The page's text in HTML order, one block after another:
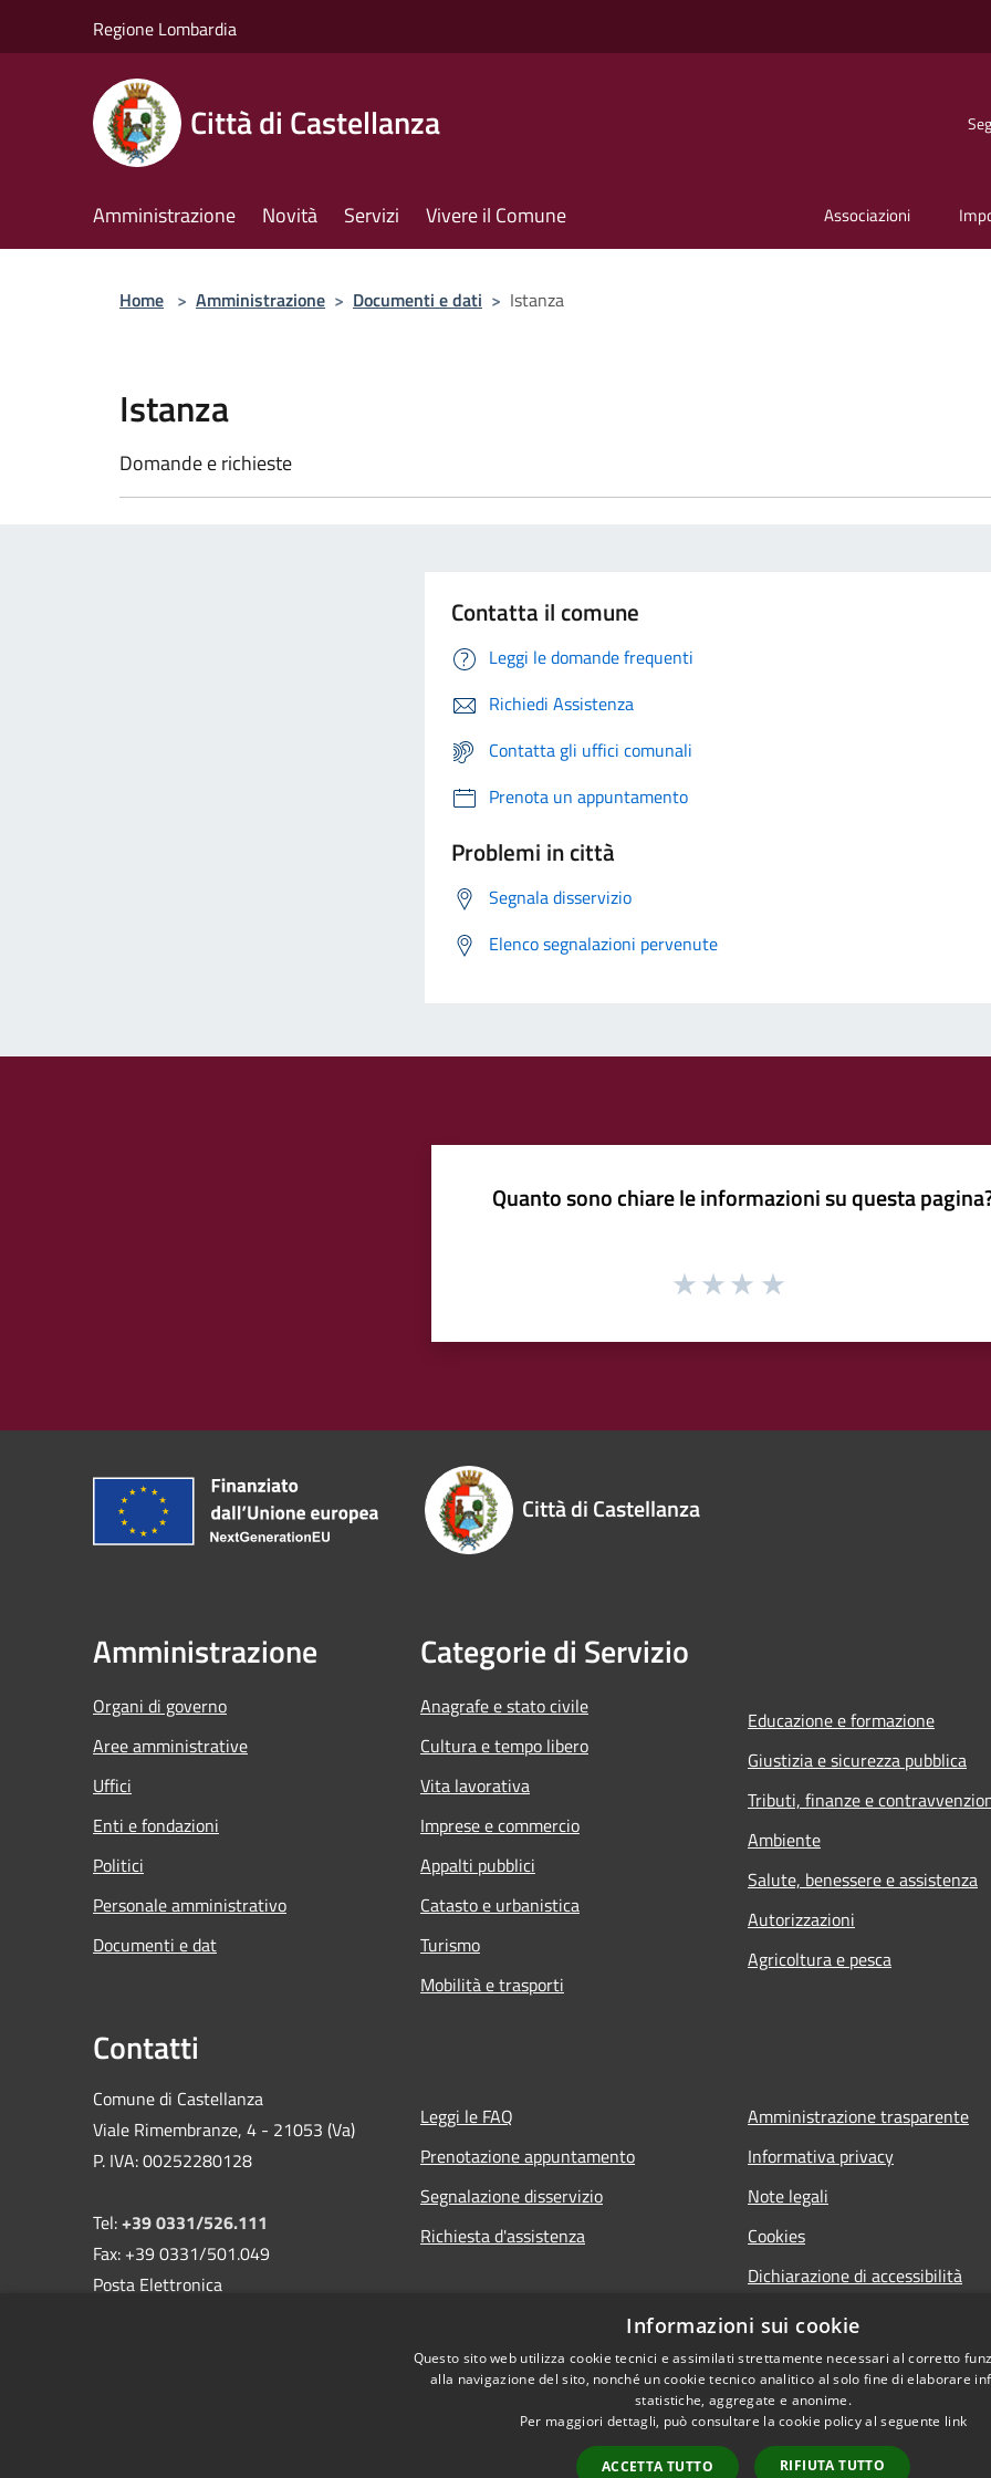
Regione Lombardia
Città di Castellanza
Amministrazione Novità Servizi Vivere il Comune Associazioni
Home > Amministrazione > Documenti e dati > Istanza
Istanza
Domande e richieste
Contatta il comune
Leggi le domande frequenti
Richiedi Assistenza
Contatta gli uffici comunali
Prenota un appuntamento
Problemi in città
Segnala disservizio
Elenco segnalazioni pervenute
Quanto sono chiare le informazioni su questa
Città di Castellanza
Amministrazione
Organi di governo
Aree amministrative
Uffici
Enti e fondazioni
Politici
Personale amministrativo
Documenti e dat
Categorie di Servizio
Anagrafe e stato civile
Cultura e tempo libero
Vita lavorativa
Imprese e commercio
Appalti pubblici
Catasto e urbanistica
Turismo
Mobilità e trasporti
Educazione e formazione
Giustizia e sicurezza pubblica
Tributi, finanze e
Ambiente
Salute, benessere e assistenza
Autorizzazioni
Agricoltura e pesca
Contatti
Comune di Castellanza
Viale Rimembranze, 4 - 21053 (Va)
P. IVA: 00252280128
Tel:+39 0331/526.111
Fax: +39 0331/501.049
Posta Elettronica
Leggi le FAQ
Prenotazione appuntamento
Segnalazione disservizio
Richiesta d'assistenza
Amministrazione trasparente
Informativa privacy
Note legali
Cookies
Dichiarazione di accessibilità
Piano di miglioramento del sito
Informazioni sui cookie
Questo sito web utilizza cookie tecnici e assimilati strettamente necessari al corretto
alla navigazione del sito, nonché un cookie tecnico analitico al solo fine di elaborare
statistiche, aggregate e anonime.
Per maggiori dettagli, può consultare la cookie policy al seguente link
ACCETTA TUTTO RIFIUTA TUTTO